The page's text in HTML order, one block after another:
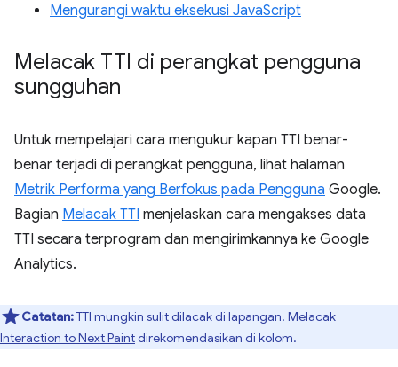
Mengurangi waktu eksekusi JavaScript
Melacak TTI di perangkat pengguna
sungguhan
Untuk mempelajari cara mengukur kapan TTI benar-
benar terjadi di perangkat pengguna, lihat halaman
Metrik Performa yang Berfokus pada Pengguna Google.
Bagian Melacak TTI menjelaskan cara mengakses data
TTI secara terprogram dan mengirimkannya ke Google
Analytics.
Catatan:TTI mungkin sulit dilacak di lapangan. Melacak
Interaction to Next Paintdirekomendasikan di kolom.